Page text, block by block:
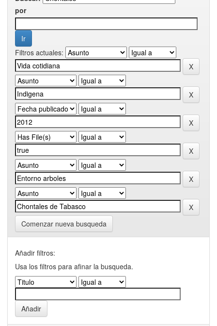
por
Filtros actuales:
Comenzar nueva busqueda
Añadir filtros:
Usa los filtros para afinar la busqueda.